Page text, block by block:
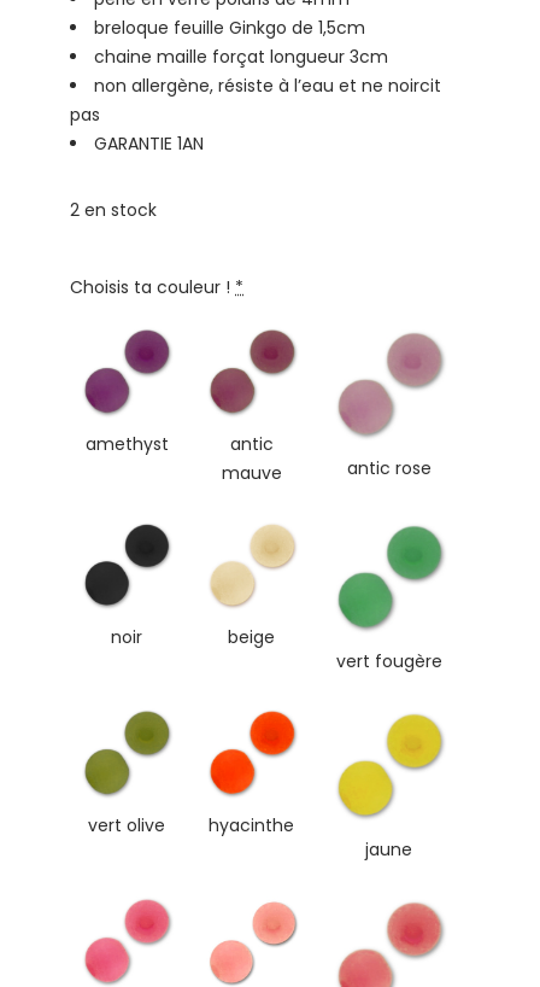
breloque feuille Ginkgo de 1,5cm
chaine maille forçat longueur 3cm
non allergène, résiste à l’eau et ne noircit
pas
GARANTIE 1AN
2 en stock
Choisis ta couleur ! *
amethyst
antic
mauve
antic rose
noir
beige
vert fougère
vert olive
hyacinthe
jaune